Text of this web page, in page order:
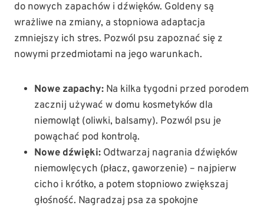
do nowych zapachów i dźwięków. Goldeny są
wrażliwe na zmiany, a stopniowa adaptacja
zmniejszy ich stres. Pozwól psu zapoznać się z
nowymi przedmiotami na jego warunkach.
Nowe zapachy: Na kilka tygodni przed porodem
zacznij używać w domu kosmetyków dla
niemowląt (oliwki, balsamy). Pozwól psu je
powąchać pod kontrolą.
Nowe dźwięki: Odtwarzaj nagrania dźwięków
niemowlęcych (płacz, gaworzenie) – najpierw
cicho i krótko, a potem stopniowo zwiększaj
głośność. Nagradzaj psa za spokojne